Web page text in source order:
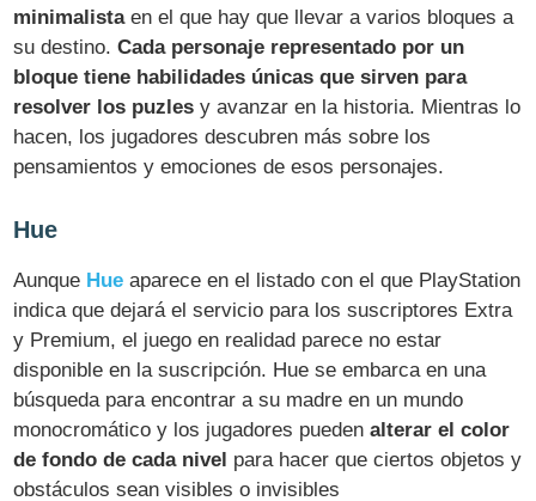
minimalistaen el que hay que llevar a varios bloques a
su destino.Cada personaje representado por un
bloque tiene habilidades únicas que sirven para
resolver los puzles y avanzar en la historia. Mientras lo
hacen, los jugadores descubren más sobre los
pensamientos y emociones de esos personajes.
Hue
Aunque Hue aparece en el listado con el que PlayStation
indica que dejará el servicio para los suscriptores Extra
y Premium, el juego en realidad parece no estar
disponible en la suscripción. Hue se embarca en una
búsqueda para encontrar a su madre en un mundo
monocromático y los jugadores puedenalterar el color
de fondo de cada nivel para hacer que ciertos objetos y
obstáculos sean visibles o invisibles